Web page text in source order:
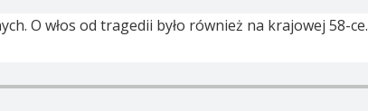
O włos od tragedii było również na krajowej 58-ce.